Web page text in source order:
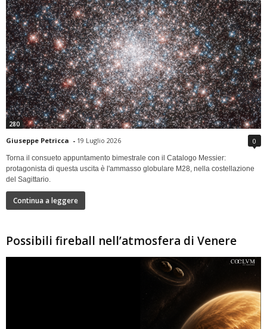
280
Giuseppe Petricca - 19 Luglio 2026 0
Torna il consueto appuntamento bimestrale con il Catalogo Messier:
protagonista di questa uscita è l'ammasso globulare M28, nella costellazione
del Sagittario.
Continua a leggere
Possibili fireball nell’atmosfera di Venere